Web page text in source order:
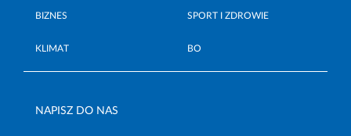
BIZNES SPORT I ZDROWIE
KLIMAT BO
NAPISZ DO NAS